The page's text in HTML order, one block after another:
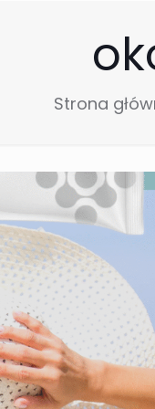
Strona